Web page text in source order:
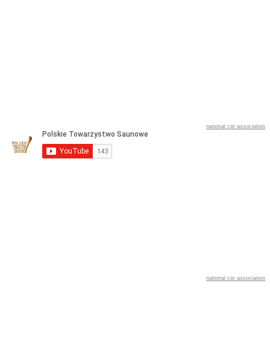
national cpr association
national cpr association